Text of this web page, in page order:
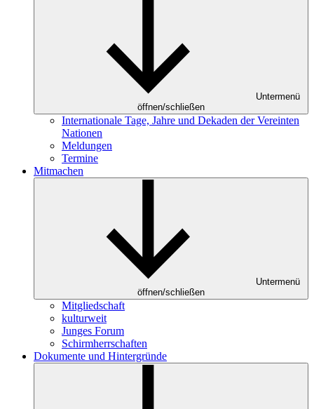
Untermenü
öffnen/schließen
Internationale Tage, Jahre und Dekaden der Vereinten
Nationen
Meldungen
Termine
Mitmachen
Untermenü
öffnen/schließen
Mitgliedschaft
kulturweit
Junges Forum
Schirmherrschaften
Dokumente und Hintergründe